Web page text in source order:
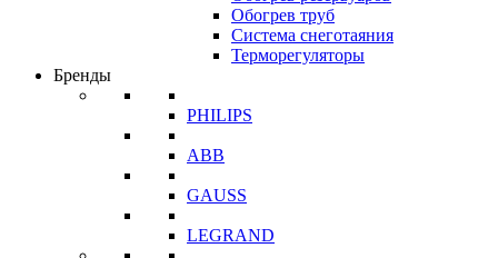
Обогрев труб
Система снеготаяния
Терморегуляторы
Бренды
PHILIPS
ABB
GAUSS
LEGRAND